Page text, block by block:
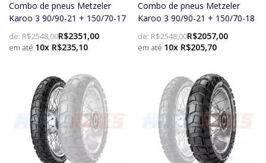
Combo de pneus Metzeler
Karoo 3 90/90-21 + 150/70-17
de: R$2548,00R$2351,00
10x R$235,10
Combo de pneus Metzeler
Karoo 3 90/90-21 + 150/70-18
de: R$2548,00R$2057,00
10x R$205,70